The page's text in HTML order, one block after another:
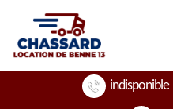
indisponible